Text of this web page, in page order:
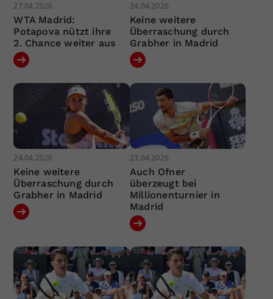
27.04.2026
WTA Madrid:
Potapova nützt ihre
2. Chance weiter aus
24.04.2026
Keine weitere
Überraschung durch
Grabher in Madrid
24.04.2026
Keine weitere
Überraschung durch
Grabher in Madrid
23.04.2026
Auch Ofner
überzeugt bei
Millionenturnier in
Madrid